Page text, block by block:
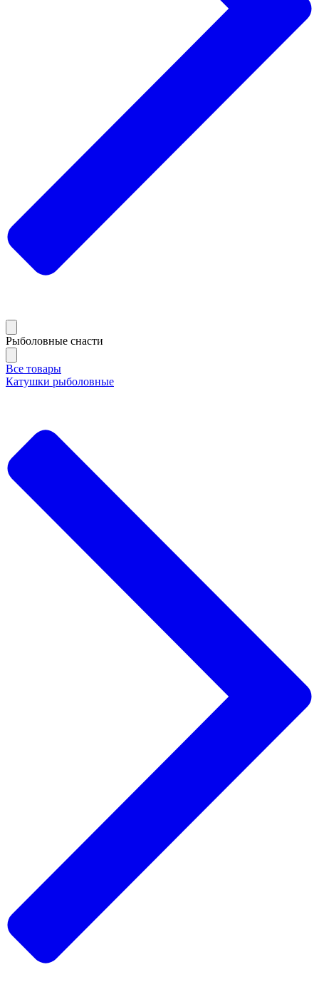
Рыболовные снасти
Все товары
Катушки рыболовные